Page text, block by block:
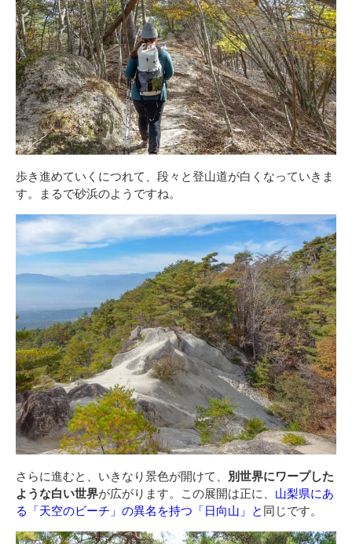
歩き進めていくにつれて、段々と登山道が白くなっていきま
す。まるで砂浜のようですね。
さらに進むと、いきなり景色が開けて、 別世界にワープした
ような白い世界が広がります。この展開は正に、 山梨県にあ
る「天空のビーチ」の異名を持つ「日向山」と 同じです。